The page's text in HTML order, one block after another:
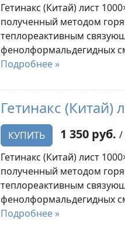
Гетинакс (Китай) лист
полученный методом
теплореактивным
фенолформальдегидных
Подробнее »
Гетинакс (Китай)
КУПИТЬ 1 350 руб. /
Гетинакс (Китай) лист
полученный методом
теплореактивным
фенолформальдегидных
Подробнее »